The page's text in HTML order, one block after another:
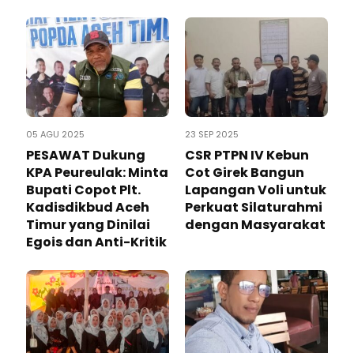
05 AGU 2025
PESAWAT Dukung
KPA Peureulak: Minta
Bupati Copot Plt.
Kadisdikbud Aceh
Timur yang Dinilai
Egois dan Anti-Kritik
23 SEP 2025
CSR PTPN IV Kebun
Cot Girek Bangun
Lapangan Voli untuk
Perkuat Silaturahmi
dengan Masyarakat